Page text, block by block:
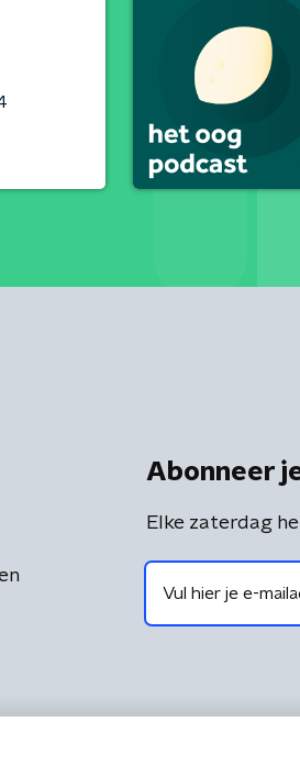
Abonneer
Elke zaterdag